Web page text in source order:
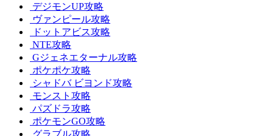
デジモンUP攻略
ヴァンピール攻略
ドットアビス攻略
NTE攻略
Gジェネエターナル攻略
ポケポケ攻略
シャドバ ビヨンド攻略
モンスト攻略
パズドラ攻略
ポケモンGO攻略
グラブル攻略